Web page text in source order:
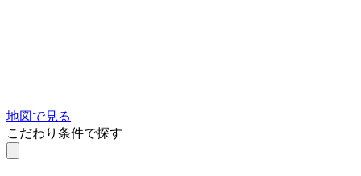
地図で見る
こだわり条件で探す